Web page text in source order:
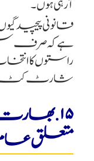
آ رہی ہوں۔
قانونی
راستوں کا
شارٹ کٹ
۱۵.
متعلق